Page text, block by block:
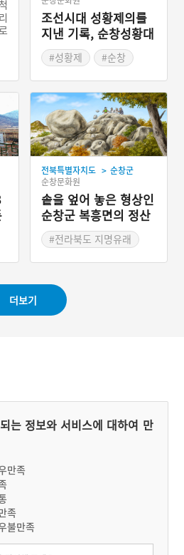
조선시대 성황제의를
지낸 기록, 순창성황대
신사적현판
#성황제
#순창
전북특별자치도 > 순창군
순창문화원
솥을 엎어 놓은 형상인
순창군 복흥면의 정산
리#전라북도 지명유래
더보기
는 정보와 서비스에 대하여 만
만족
족
불만족